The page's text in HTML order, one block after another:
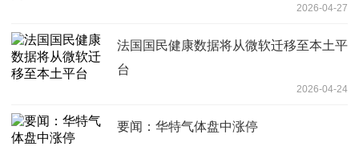
2026-04-27
法国国民健康数据将从微软迁移至本土平
台
2026-04-24
要闻：华特气体盘中涨停